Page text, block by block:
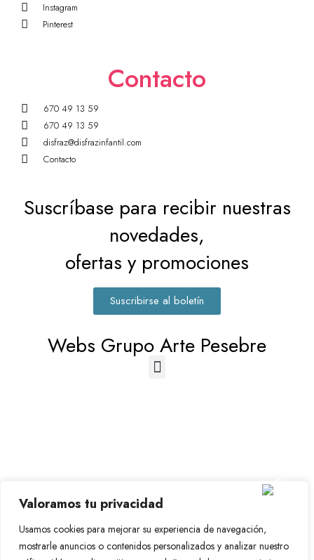
Valoramos tu privacidad
Usamos cookies para mejorar su experiencia de navegación,
mostrarle anuncios o contenidos personalizados y analizar nuestro
Instagram
Pinterest
Contacto
670 49 13 59
670 49 13 59
disfraz@disfrazinfantil.com
Contacto
Suscríbase para recibir nuestras
novedades,
ofertas y promociones
Suscribirse al boletín
Webs Grupo Arte Pesebre
Grupo Arte Pesebre